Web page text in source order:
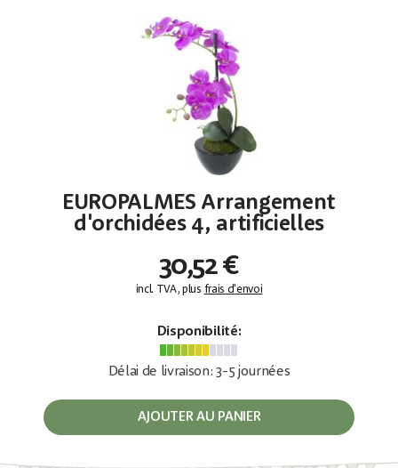
EUROPALMES Arrangement
d'orchidées 4, artificielles
30,52 €
incl. TVA, plus frais d'envoi
Disponibilité:
Délai de livraison: 3-5 journées
AJOUTER AU PANIER